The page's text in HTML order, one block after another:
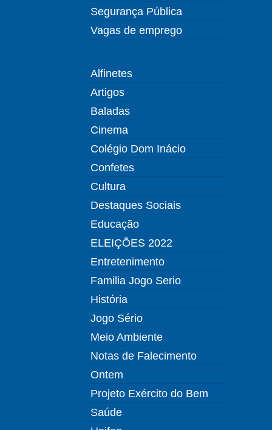
Segurança Pública
Vagas de emprego
Alfinetes
Artigos
Baladas
Cinema
Colégio Dom Inácio
Confetes
Cultura
Destaques Sociais
Educação
ELEIÇÕES 2022
Entretenimento
Familia Jogo Serio
História
Jogo Sério
Meio Ambiente
Notas de Falecimento
Ontem
Projeto Exército do Bem
Saúde